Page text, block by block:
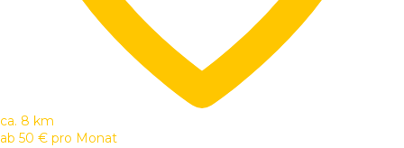
ca. 8 km
ab 50 € pro Monat